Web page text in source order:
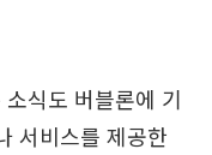
식도 버블론에 기
서비스를 제공한